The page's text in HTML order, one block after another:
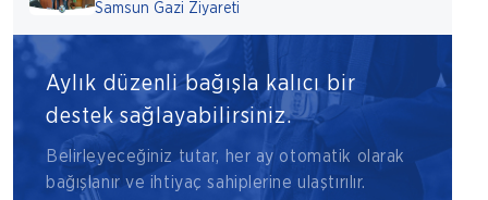
Samsun Gazi Ziyareti
Aylık düzenli bağışla kalıcı bir
destek sağlayabilirsiniz.
Belirleyeceğiniz tutar, her ay otomatik olarak
bağışlanır ve ihtiyaç sahiplerine ulaştırılır.